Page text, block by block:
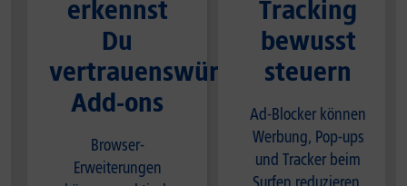
erkennst
Du
vertrauenswürdige
Add-ons
Browser-
Erweiterungen
Tracking
bewusst
steuern
Ad-Blocker können
Werbung, Pop-ups
und Tracker beim